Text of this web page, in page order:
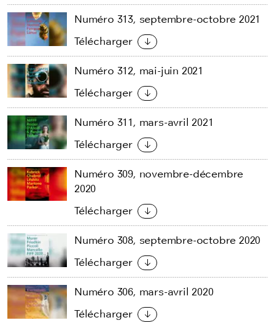
Numéro 313, septembre-octobre 2021
Télécharger
Numéro 312, mai-juin 2021
Télécharger
Numéro 311, mars-avril 2021
Télécharger
Numéro 309, novembre-décembre
2020
Télécharger
Numéro 308, septembre-octobre 2020
Télécharger
Numéro 306, mars-avril 2020
Télécharger